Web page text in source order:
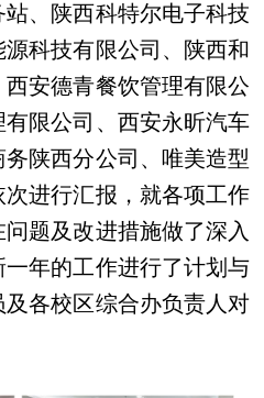
、陕西科特尔电子科技
科技有限公司、陕西和
安德青餐饮管理有限公
限公司、西安永昕汽车
陕西分公司、唯美造型
进行汇报，就各项工作
题及改进措施做了深入
年的工作进行了计划与
各校区综合办负责人对